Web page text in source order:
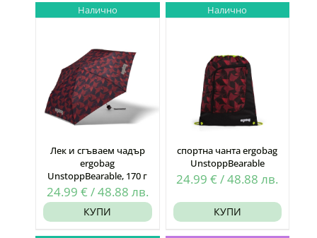
Налично
Лек и сгъваем чадър
ergobag
UnstoppBearable, 170 г
24.99 € /48.88 лв.
КУПИ
Налично
спортна чанта ergobag
UnstoppBearable
24.99€ /48.88лв.
КУПИ